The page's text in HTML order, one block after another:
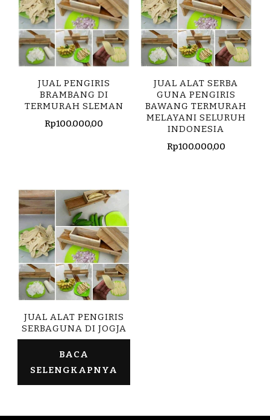
JUAL PENGIRIS
BRAMBANG DI
TERMURAH SLEMAN
Rp100.000,00
JUAL ALAT SERBA
GUNA PENGIRIS
BAWANG TERMURAH
MELAYANI SELURUH
INDONESIA
Rp100.000,00
JUAL ALAT PENGIRIS
SERBAGUNA DI JOGJA
BACA
SELENGKAPNYA